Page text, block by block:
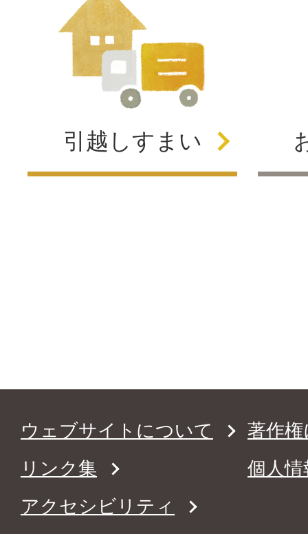
引越しすまい
ウェブサイトについて
著作
リンク集
個人
アクセシビリティ